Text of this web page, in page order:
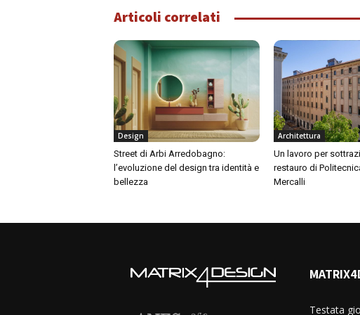
Articoli correlati
Design
Street di Arbi Arredobagno:
l’evoluzione del design tra identità e
bellezza
Architettura
Un lavoro per
restauro di
Mercalli
Testata